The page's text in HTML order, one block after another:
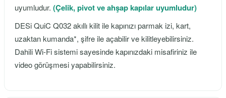
uyumludur. (Çelik, pivot ve ahşap kapılar uyumludur)
DESi QuiC Q032 akıllı kilit ile kapınızı parmak izi, kart,
uzaktan kumanda*, şifre ile açabilir ve kilitleyebilirsiniz.
Dahili Wi-Fi sistemi sayesinde kapınızdaki misafiriniz ile
video görüşmesi yapabilirsiniz.